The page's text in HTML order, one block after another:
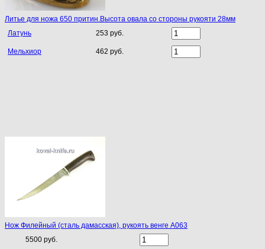
Литье для ножа 650 притин.Высота овала со стороны рукояти 28мм
Латунь
253 руб.
Мельхиор 462 руб.
Нож Филейный (сталь дамасская), рукоять венге A063
5500 руб.